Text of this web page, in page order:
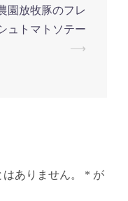
園放牧豚のフレ
ュトマトソテー
⟶
ありません。 * が